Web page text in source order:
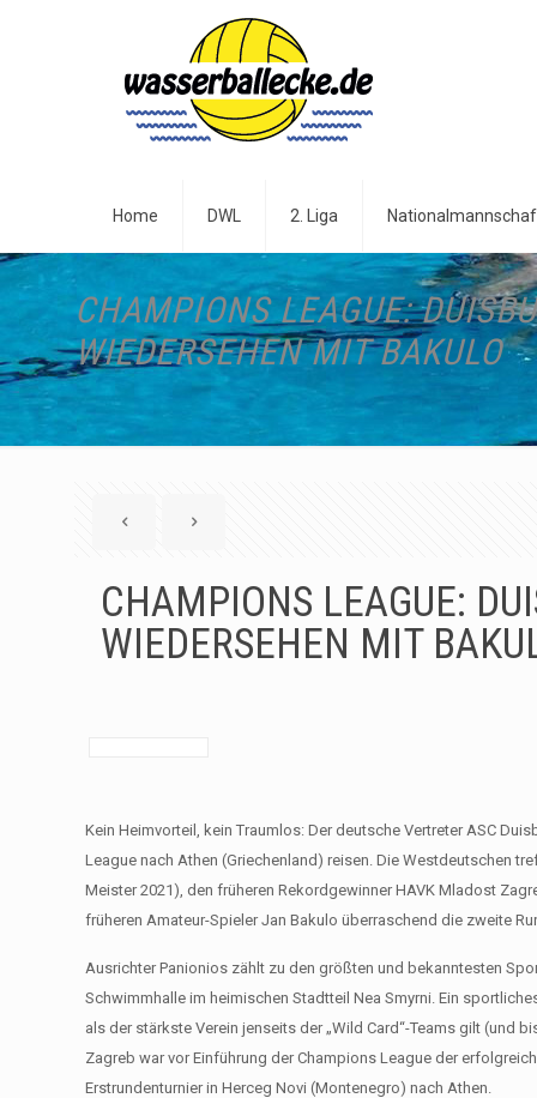
Home DWL 2. Liga
CHAMPIONS LEAGUE:
WIEDERSEHEN MIT BAKULO
CHAMPIONS LEAGUE:
WIEDERSEHEN MIT
Kein Heimvorteil, kein Traumlos: Der deutsche Vertreter ASC
League nach Athen (Griechenland) reisen. Die Westdeutschen
Meister 2021), den früheren Rekordgewinner HAVK Mladost
früheren Amateur-Spieler Jan Bakulo überraschend die zweite
Ausrichter Panionios zählt zu den größten und bekanntesten
Schwimmhalle im heimischen Stadtteil Nea Smyrni. Ein
als der stärkste Verein jenseits der „Wild Card“-Teams gilt (und
Zagreb war vor Einführung der Champions League der
Erstrundenturnier in Herceg Novi (Montenegro) nach Athen.